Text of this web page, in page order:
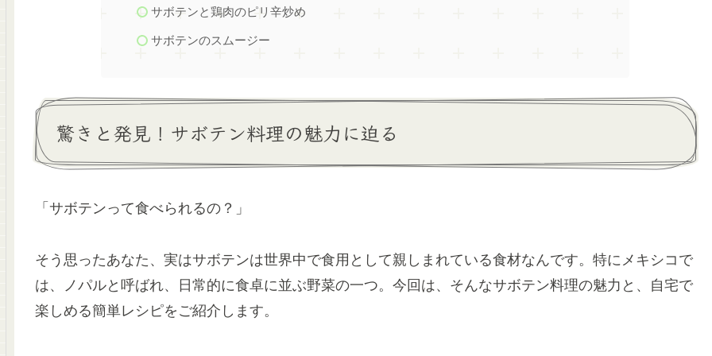
サボテンと鶏肉のピリ辛炒め
サボテンのスムージー
驚きと発見！サボテン料理の魅力に迫る
「サボテンって食べられるの？」
そう思ったあなた、実はサボテンは世界中で食用として親しまれている食材なんです。特にメキシコで
は、ノパルと呼ばれ、日常的に食卓に並ぶ野菜の一つ。今回は、そんなサボテン料理の魅力と、自宅で
楽しめる簡単レシピをご紹介します。